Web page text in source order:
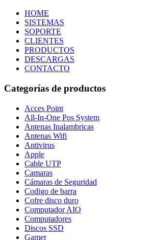
HOME
SISTEMAS
SOPORTE
CLIENTES
PRODUCTOS
DESCARGAS
CONTACTO
Categorías de productos
Acces Point
All-In-One Pos System
Antenas Inalambricas
Antenas Wifi
Antivirus
Apple
Cable UTP
Camaras
Cámaras de Seguridad
Codigo de barra
Cofre disco duro
Computador AIO
Computadores
Discos SSD
Gamer